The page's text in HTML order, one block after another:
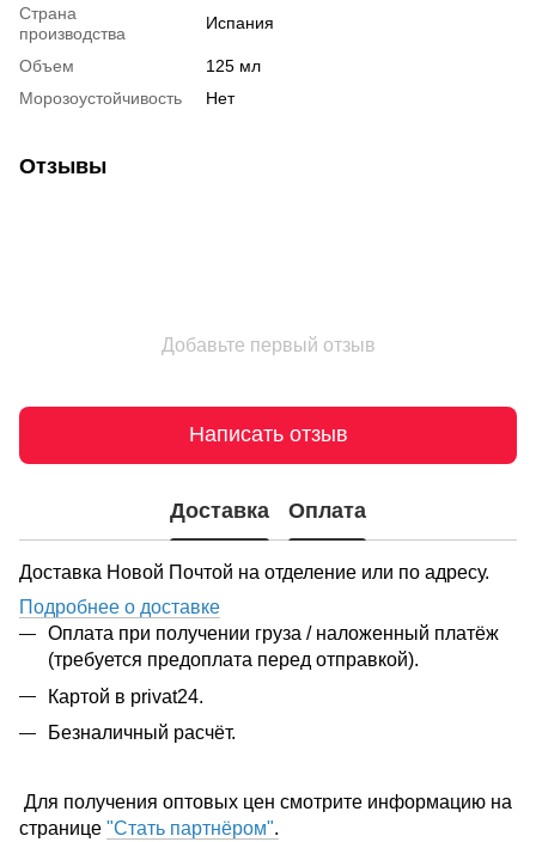
Страна
производства
Испания
Объем
125 мл
Морозоустойчивость
Нет
Отзывы
Добавьте первый отзыв
Написать отзыв
Доставка Оплата
Доставка Новой Почтой на отделение или по адресу.
Подробнее о доставке
Оплата при получении груза / наложенный платёж
(требуется предоплата перед отправкой).
Картой в privat24.
Безналичный расчёт.
Для получения оптовых цен смотрите информацию на
странице "Стать партнёром".